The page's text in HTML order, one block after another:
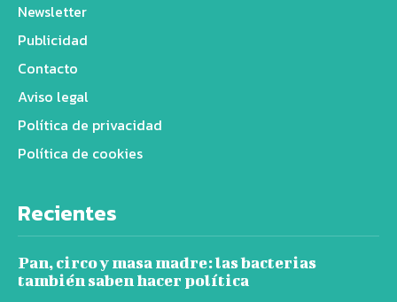
Newsletter
Publicidad
Contacto
Aviso legal
Política de privacidad
Política de cookies
Recientes
Pan, circo y masa madre: las bacterias
también saben hacer política